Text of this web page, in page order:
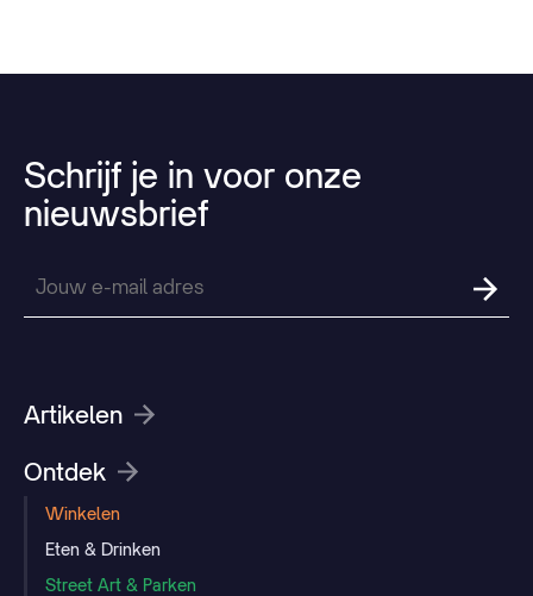
Schrijf je in voor onze
nieuwsbrief
Artikelen
Ontdek
Winkelen
Eten & Drinken
Street Art & Parken